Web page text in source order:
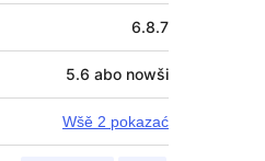
6.8.7
5.6 abo nowši
Wšě 2 pokazać